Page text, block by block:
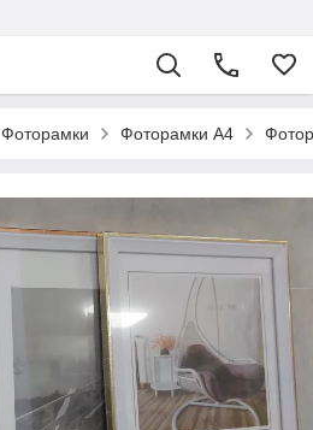
Фоторамки Фоторамки А4